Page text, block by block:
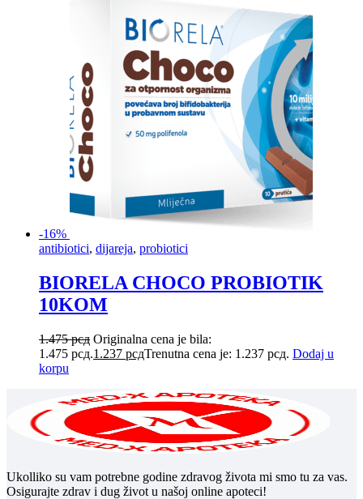
-16%
antibiotici, dijareja, probiotici
BIORELA CHOCO PROBIOTIK
10KOM
1.475рсд Originalna cena je bila:
1.475 рсд.1.237 рсдTrenutna cena je: 1.237 рсд. Dodaj u
korpu
Ukolliko su vam potrebne godine zdravog života mi smo tu za vas.
Osigurajte zdrav i dug život u našoj online apoteci!